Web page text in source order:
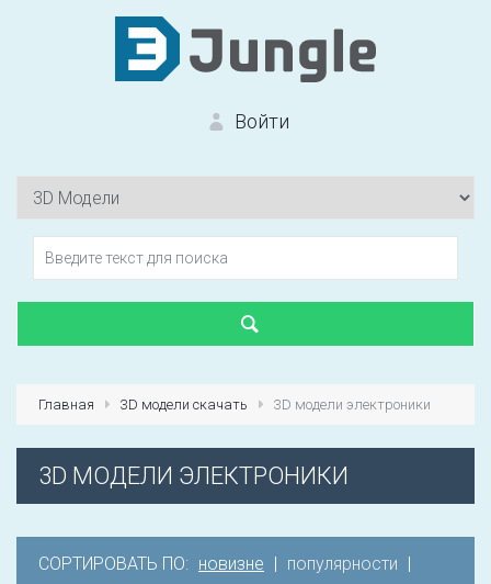
Войти
Главная 3D модели скачать 3D модели электроники
3D МОДЕЛИ ЭЛЕКТРОНИКИ
СОРТИРОВАТЬ ПО: новизне | популярности |